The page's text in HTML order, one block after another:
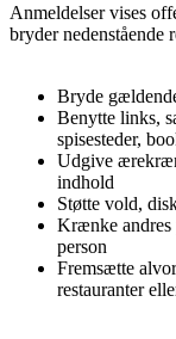
Anmeldelser vises
bryder nedenstående
Bryde
Benytte links,
spisesteder,
Udgive
indhold
Støtte vold,
Krænke andres
person
Fremsætte
restauranter